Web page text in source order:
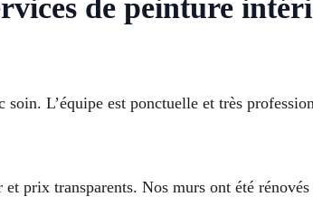
de peinture
soin. L’équipe est ponctuelle et très
prix transparents. Nos murs ont été